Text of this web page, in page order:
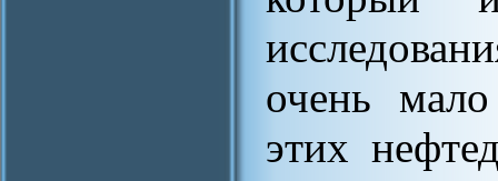
очень мало
этих